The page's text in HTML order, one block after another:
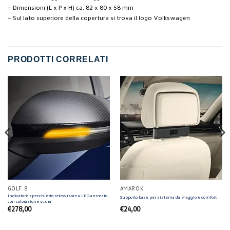
– Dimensioni (L x P x H) ca. 82 x 80 x 58 mm
– Sul lato superiore della copertura si trova il logo Volkswagen
PRODOTTI CORRELATI
GOLF 8
Indicatore specchietto retrovisore a LED animato,
con colorazione scura
€278,00
AMAROK
Supporto base per sistema da viaggio e comfort
€24,00